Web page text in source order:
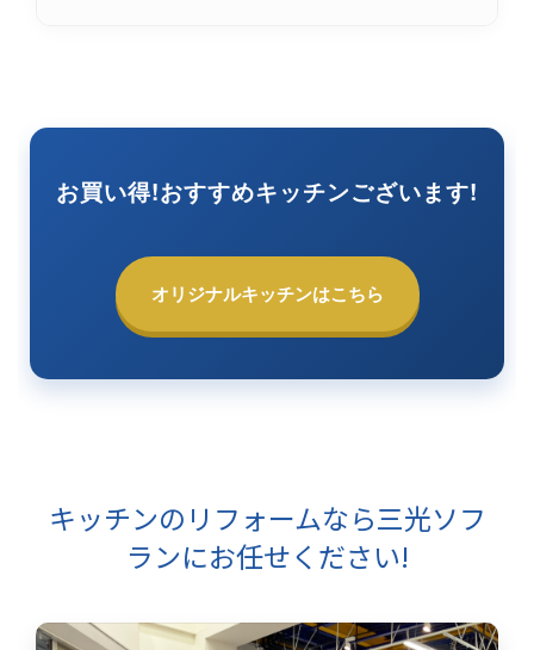
お買い得!おすすめキッチンございます!
オリジナルキッチンはこちら
キッチンのリフォームなら三光ソフ
ランにお任せください!